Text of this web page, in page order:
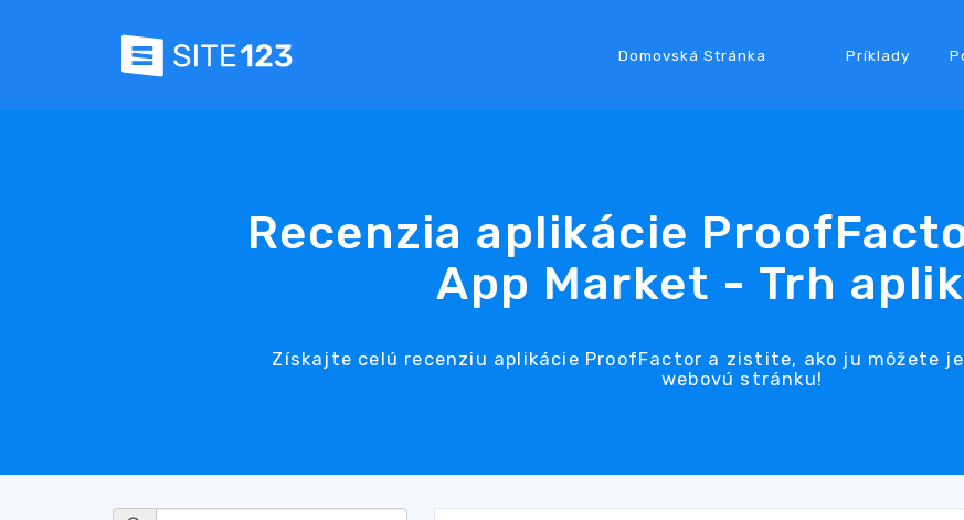
Domovská Stránka Príklady
Recenzia aplikácie
App Market - Trh
Získajte celú recenziu aplikácie ProofFactor a zistite, ako ju môžete
webovú stránku!